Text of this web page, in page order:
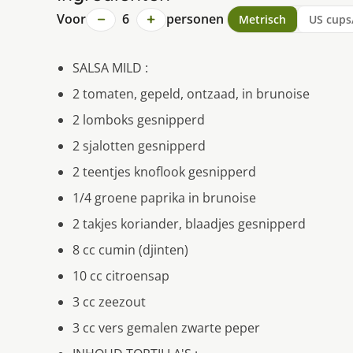
Voor − 6 + personen Metrisch US
SALSA MILD :
2 tomaten, gepeld, ontzaad, in brunoise
2 lomboks gesnipperd
2 sjalotten gesnipperd
2 teentjes knoflook gesnipperd
1/4 groene paprika in brunoise
2 takjes koriander, blaadjes gesnipperd
8 cc cumin (djinten)
10 cc citroensap
3 cc zeezout
3 cc vers gemalen zwarte peper